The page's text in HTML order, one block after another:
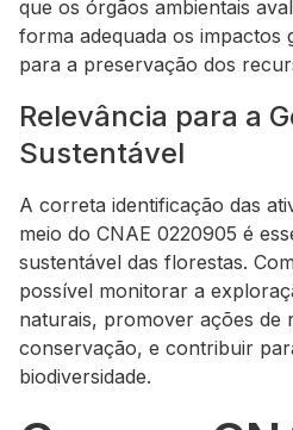
que os órgãos ambientais
forma adequada os impactos
para a preservação dos
Relevância para a
Sustentável
A correta identificação das
meio do CNAE 0220905 é
sustentável das florestas.
possível monitorar a
naturais, promover ações de
conservação, e contribuir
biodiversidade.